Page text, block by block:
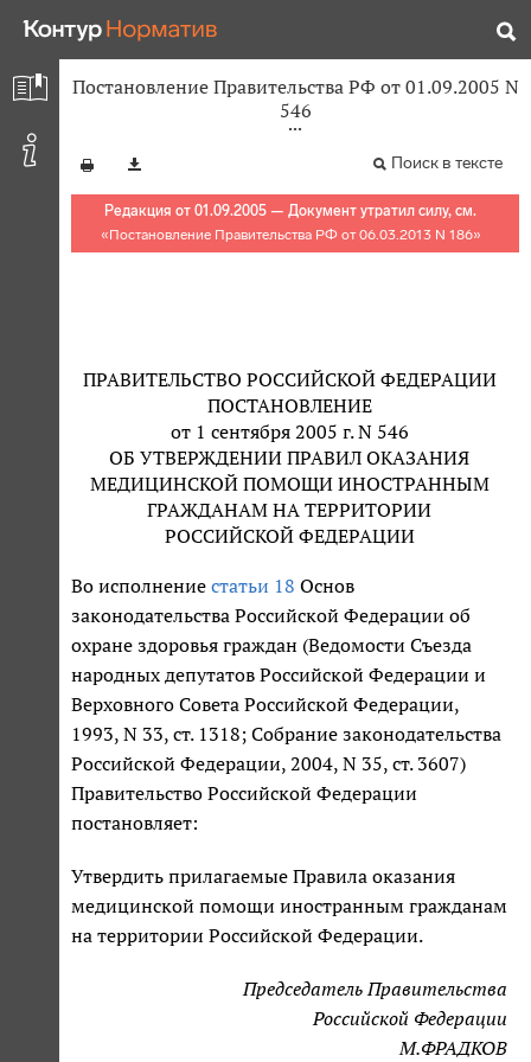
Постановление Правительства РФ от 01.09.2005 N
546
Поиск в тексте
Редакция от 01.09.2005 — Документ утратил силу, см.
«Постановление Правительства РФ от 06.03.2013 N 186»
ПРАВИТЕЛЬСТВО РОССИЙСКОЙ ФЕДЕРАЦИИ
ПОСТАНОВЛЕНИЕ
от 1 сентября 2005 г. N 546
ОБ УТВЕРЖДЕНИИ ПРАВИЛ ОКАЗАНИЯ
МЕДИЦИНСКОЙ ПОМОЩИ ИНОСТРАННЫМ
ГРАЖДАНАМ НА ТЕРРИТОРИИ
РОССИЙСКОЙ ФЕДЕРАЦИИ
Во исполнение статьи 18 Основ
законодательства Российской Федерации об
охране здоровья граждан (Ведомости Съезда
народных депутатов Российской Федерации и
Верховного Совета Российской Федерации,
1993, N 33, ст. 1318; Собрание законодательства
Российской Федерации, 2004, N 35, ст. 3607)
Правительство Российской Федерации
постановляет:
Утвердить прилагаемые Правила оказания
медицинской помощи иностранным гражданам
на территории Российской Федерации.
Председатель Правительства
Российской Федерации
М.ФРАДКОВ